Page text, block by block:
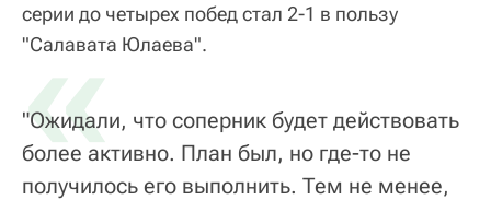
серии до четырех побед стал 2-1 в пользу
"Салавата Юлаева".
«
"Ожидали, что соперник будет действовать
более активно. План был, но где-то не
получилось его выполнить. Тем не менее,